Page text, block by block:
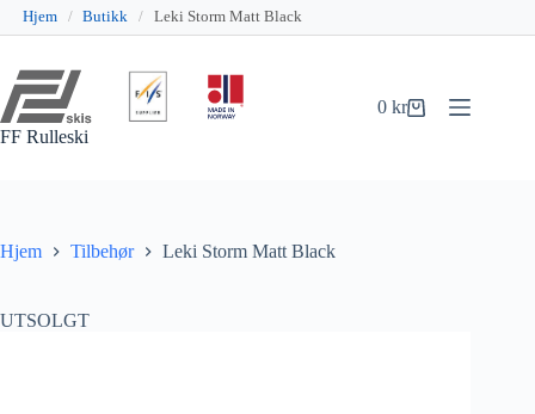
Hjem / Butikk / Leki Storm Matt Black
innholdet
FF Rulleski
Handlekurv
0kr
Hjem Tilbehør Leki Storm Matt Black
UTSOLGT